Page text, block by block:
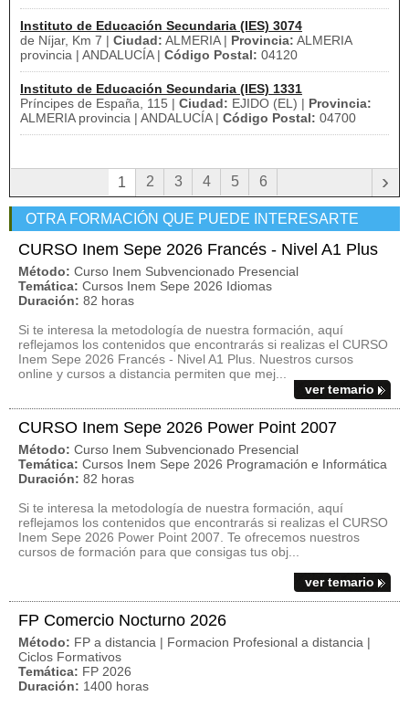
Instituto de Educación Secundaria (IES) 3074
de Níjar, Km 7 | Ciudad: ALMERIA | Provincia: ALMERIA
provincia | ANDALUCÍA | Código Postal: 04120
Instituto de Educación Secundaria (IES) 1331
Príncipes de España, 115 | Ciudad: EJIDO (EL) | Provincia:
ALMERIA provincia | ANDALUCÍA | Código Postal: 04700
1 2 3 4 5 6 ›
OTRA FORMACIÓN QUE PUEDE INTERESARTE
CURSO Inem Sepe 2026 Francés - Nivel A1 Plus
Método: Curso Inem Subvencionado Presencial
Temática: Cursos Inem Sepe 2026 Idiomas
Duración: 82 horas
Si te interesa la metodología de nuestra formación, aquí
reflejamos los contenidos que encontrarás si realizas el CURSO
Inem Sepe 2026 Francés - Nivel A1 Plus. Nuestros cursos
online y cursos a distancia permiten que mej...
ver temario
CURSO Inem Sepe 2026 Power Point 2007
Método: Curso Inem Subvencionado Presencial
Temática: Cursos Inem Sepe 2026 Programación e Informática
Duración: 82 horas
Si te interesa la metodología de nuestra formación, aquí
reflejamos los contenidos que encontrarás si realizas el CURSO
Inem Sepe 2026 Power Point 2007. Te ofrecemos nuestros
cursos de formación para que consigas tus obj...
ver temario
FP Comercio Nocturno 2026
Método: FP a distancia | Formacion Profesional a distancia |
Ciclos Formativos
Temática: FP 2026
Duración: 1400 horas